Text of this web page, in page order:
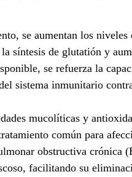
se aumentan los
síntesis de glutatión y
se refuerza la
sistema inmunitario
mucolíticas y
común para
obstructiva crónica
facilitando su